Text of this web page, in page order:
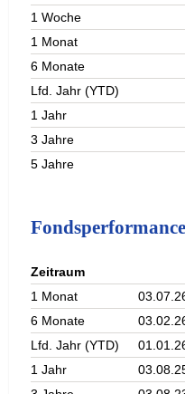
1 Woche
1 Monat
6 Monate
Lfd. Jahr (YTD)
1 Jahr
3 Jahre
5 Jahre
Fondsperformance
Zeitraum
1 Monat
6 Monate
Lfd. Jahr (YTD)
1 Jahr